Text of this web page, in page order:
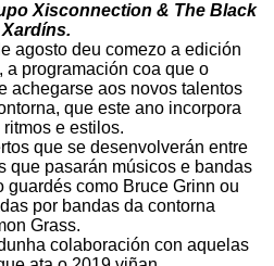
Xisconnection & The Black
agosto deu comezo a edición
a programación coa que o
achegarse aos novos talentos
que este ano incorpora
e estilos.
que se desenvolverán entre
que pasarán músicos e bandas
como Bruce Grinn ou
por bandas da contorna
Grass.
colaboración con aquelas